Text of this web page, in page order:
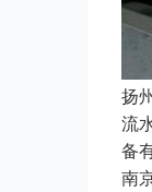
扬
流
备
南